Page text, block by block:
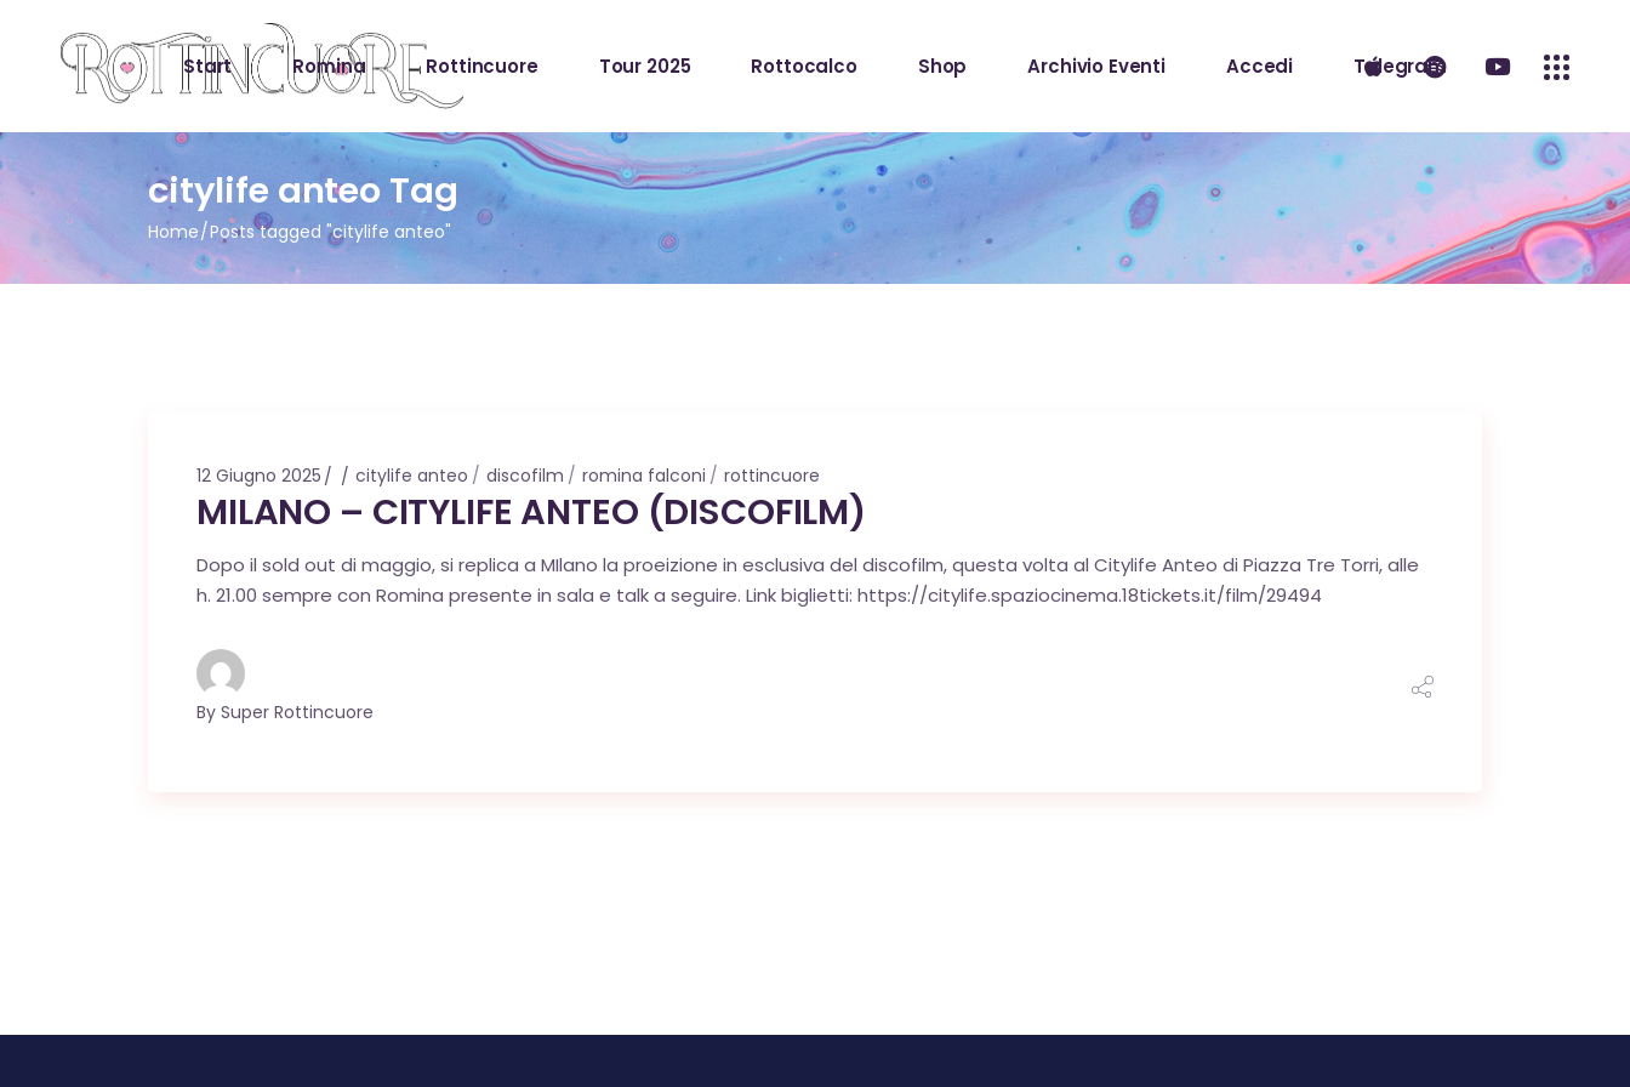
Start Romina Rottincuore Tour 2025 Rottocalco Shop Archivio Eventi Accedi Telegram
citylife anteo Tag
Home Posts tagged "citylife anteo"
12 Giugno 2025 citylife anteo discofilm romina falconi rottincuore
MILANO – CITYLIFE ANTEO (DISCOFILM)
Dopo il sold out di maggio, si replica a MIlano la proeizione in esclusiva del discofilm, questa volta al Citylife Anteo di Piazza Tre Torri, alle
h. 21.00 sempre con Romina presente in sala e talk a seguire. Link biglietti: https://citylife.spaziocinema.18tickets.it/film/29494
By Super Rottincuore